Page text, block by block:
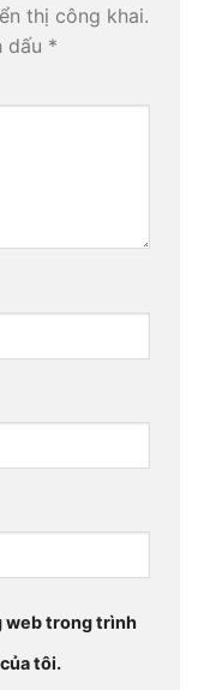
thị công khai.
dấu *
web trong trình
tôi.